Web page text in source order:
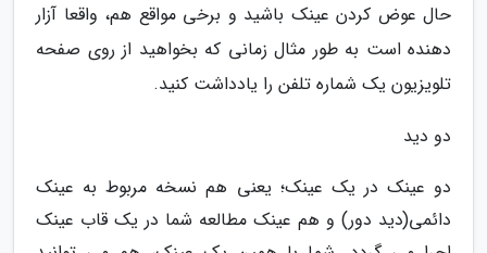
حال عوض کردن عینک باشید و برخی مواقع هم، واقعا آزار
دهنده است به طور مثال زمانی که بخواهید از روی صفحه
تلویزیون یک شماره تلفن را یادداشت کنید.
دو دید
دو عینک در یک عینک؛ یعنی هم نسخه مربوط به عینک
دائمی(دید دور) و هم عینک مطالعه شما در یک قاب عینک